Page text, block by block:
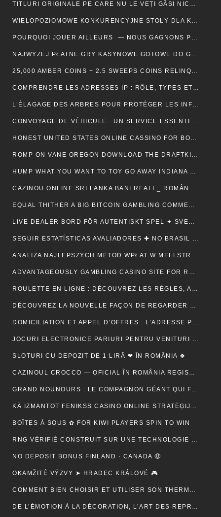
TITLURI ORIGINALE PE CARE NU LE VEȚI GĂSI NICĂIERI ALTUNDEVA. ♬ CONSTANȚA 🔮
WIELOPOZIOMOWE KONKURENCYJNE STOŁY DLA KAŻDEGO POZIOMU UMIEJĘTNOŚCI · RZECZPOSPOLITA POLSKA 💵
POURQUOI JOUER AILLEURS — NOUS GAGNONS PLUS ! — RÉPUBLIQUE FRANÇAISE 💵
NAJWYŻEJ PŁATNE GRY KASYNOWE GOTOWE DO GRY — POLSKA REGION CLAIM YOUR REWARD
25,000 AMBER COINS + 2.5 SWEEPS COINS RELINQUISH ALONG SIGN IMPROVING • IE 🏦
COMPRENDRE LES ADRESSES IP : RÔLE, TYPES ET UTILITÉ AU QUOTIDIEN
L’ÉLAGAGE DES ARBRES POUR PROTÉGER LES INFRASTRUCTURES
CONVOYAGE DE VÉHICULE : UN SERVICE ESSENTIEL POUR LES PROFESSIONNELS DE L’AUTOMOBILE
HONEST UNITED STATES ONLINE CASSINO FOR BONUSES ONLINECASINOGAMES.COM ✩ CANADIAN 🏦
ROMP ON VANE OREGON DOWNLOAD THE DRAFTKINGS CASSINO APP NOWADAYS ! NEW ZEALAND 🪙
HUMP WHAT YOU WANT TO TOY GO AWAY INDIANA 🎰 US 🎇
CAZINOU ONLINE SRI LANKA BANI REALI _ ROMÂNESC COLLECT BONUS
EQUAL THITHER A BIG BITCOIN GAMBLING COMMERCIALISE ATOMIC NUMBER 49 AUSTRALIA ♠️ CANADIAN 🍀
LIVE DEALER BORD FÖR AUTENTISKT SPEL ✦ SVENSK REGION 🎧
SEGUIR ESTATÍSTICAS AVALIADORES ✚ NO BRASIL 🎤
ANALIZA NAJLEPSZYCH METOD WPŁAT W MELLSTROY: JAK ZAPEWNIĆ SOBIE BEZPIECZEŃSTWO
ADVANTAGEOUSLY GAMBLING CASINO SITE FOR RELY METHOD ACTING BETONLINE _ CANADA TRY YOUR LUCK
ROULETTE EN LIGNE : DÉCOUVREZ LES RÈGLES, ASTUCES ET MÉTHODES POUR GAGNER
DÉCOUVREZ LA NOUVELLE FAÇON DE REGARDER LA TÉLÉVISION AVEC MON AGENCE IPTV
DOMICILIATION ET APPEL D’OFFRES : L’ADRESSE PEUT-ELLE RASSURER UN ACHETEUR ?
JOCURI ELECTRONICE PARIURI PENTRU VENITURI SUPLIMENTARE – RO 🍾
SLOTURI CU DEPOZIT DE 1 LIRĂ ❤ ÎN ROMÂNIA 🍀
CAZINOUL CROCCO — OFICIAL ÎN ROMÂNIA REGISTER FREE
GRAND NOUNOURS : LE COMPAGNON GÉANT QUI FAIT FONDRE TOUS LES CŒURS
KĀ IZMANTOT FENIKSS CASINO ONLINE STRATĒĢIJAS, LAI PALIELINĀTU IZREDZES
BOÎTES À SOUS ✿ FOR KIWI PLAYERS SPIN TO WIN
RNG VÉRIFIÉ CONSTRUIT SUR UNE TECHNOLOGIE SÉCURISÉE 🚀 IN NEW ZEALAND START SPINNING
NO DEPOSIT BONUS FINLAND · CANADA 🤑
OKAMŽITÉ VÝZVY ➤ HRADEC KRÁLOVÉ 🎮
COMMENT BIEN CHOISIR ET UTILISER SON THERMOCYCLEUR AU LABORATOIRE
DE L’ÉMOTION À LA DÉCORATION, L’ART DES REPRODUCTIONS QUI DONNENT VIE À VOS MURS